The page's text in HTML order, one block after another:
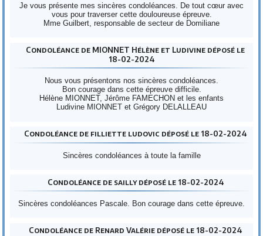
Je vous présente mes sincères condoléances. De tout cœur avec
vous pour traverser cette douloureuse épreuve.
Mme Guilbert, responsable de secteur de Domiliane
Condoléance de MIONNET Hélène et Ludivine déposé le
18-02-2024
Nous vous présentons nos sincères condoléances.
Bon courage dans cette épreuve difficile.
Hélène MIONNET, Jérôme FAMECHON et les enfants
Ludivine MIONNET et Grégory DELALLEAU
Condoléance de filliette ludovic déposé le 18-02-2024
Sincères condoléances à toute la famille
Condoléance de sailly déposé le 18-02-2024
Sincères condoléances Pascale. Bon courage dans cette épreuve.
Condoléance de Renard Valérie déposé le 18-02-2024